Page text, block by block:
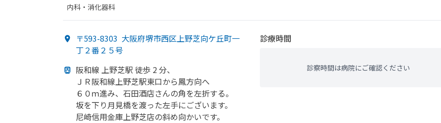
内科・​消化器科
〒593-8303 大阪府堺市西区上野芝向ケ丘町一
丁２番２５号
阪和線 上野芝駅 徒歩 2 分、
ＪＲ阪和線上野芝駅東口から鳳方向へ
６０ｍ進み、 石田酒店さんの角を左折する。
坂を下り月見橋を渡った左手にございます。
尼崎信用金庫上野芝店の斜め向かいです。
診療時間
診察時間は病院にご確認ください